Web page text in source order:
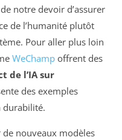
notre devoir d’assurer
de l’humanité plutôt
Pour aller plus loin
WeChamp offrent des
de l’IA sur
des exemples
durabilité.
nouveaux modèles